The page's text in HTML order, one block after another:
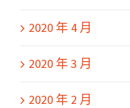
2020 年 4 月
2020 年 3 月
2020 年 2 月